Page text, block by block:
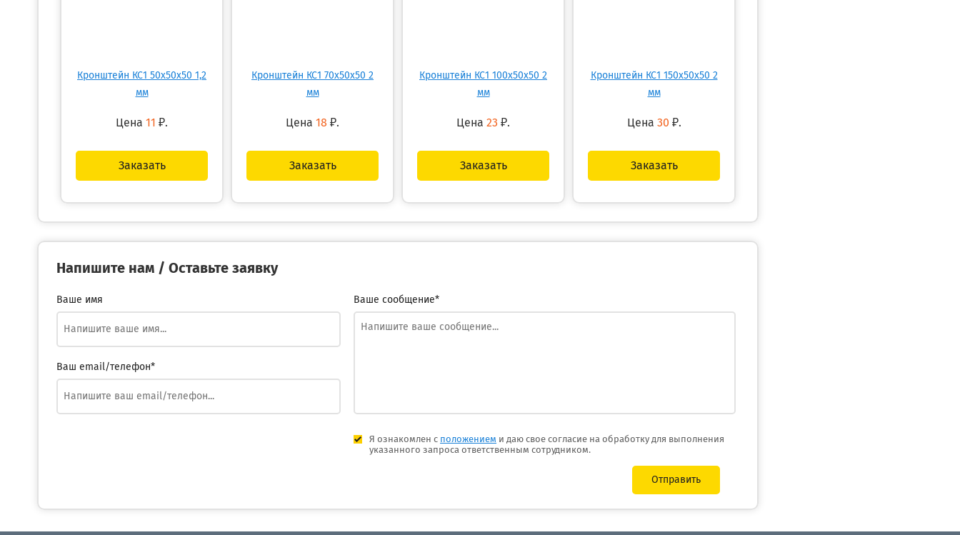
Кронштейн КС1 50х50х50 1,2
мм
Цена 11 ₽.
Заказать
Кронштейн КС1 70х50х50 2
мм
Цена 18 ₽.
Заказать
Кронштейн КС1 100х50х50 2
мм
Цена 23 ₽.
Заказать
Кронштейн КС1 150х50х50 2
мм
Цена 30 ₽.
Заказать
Напишите нам / Оставьте заявку
Ваше имя
Ваш email/телефон*
Ваше сообщение*
Я ознакомлен с положением и даю свое согласие на обработку для выполнения
указанного запроса ответственным сотрудником.
Отправить